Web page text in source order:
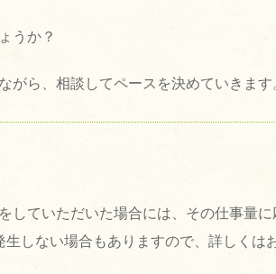
うか？
がら、相談してペースを決めていきます
していただいた場合には、その仕事量
しない場合もありますので、詳しくは